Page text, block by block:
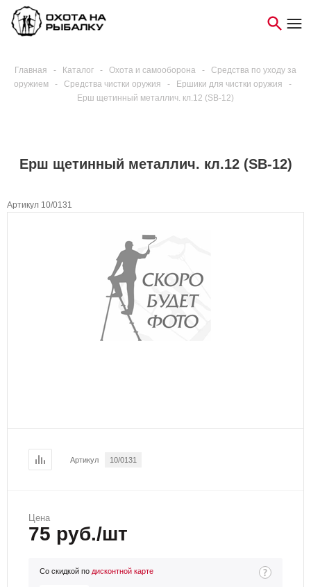
Главная - Каталог - Охота и самооборона -
Средства по уходу за
оружием
- Средства чистки оружия - Ершики для чистки оружия
-
Ерш щетинный металлич. кл.12 (SB-12)
Ерш щетинный металлич. кл.12 (SB-12)
Артикул 10/0131
Артикул 10/0131
Цена
75 руб./шт
Со скидкой по дисконтной карте